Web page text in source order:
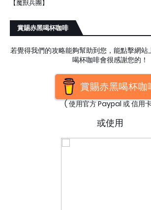
【魔獸兵團】
賞賜赤黑喝杯咖啡
若覺得我們的攻略能夠幫助到您，能點擊網站
喝杯咖啡會很感謝您的！
賞賜赤黑喝杯咖
( 使用官方 Paypal 或 信用
或使用